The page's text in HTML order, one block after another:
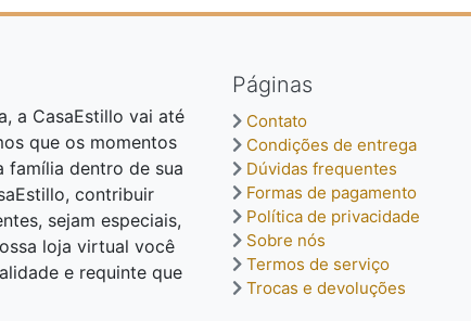
Páginas
Contato
Condições de entrega
Dúvidas frequentes
Formas de pagamento
Política de privacidade
Sobre nós
Termos de serviço
Trocas e devoluções
a CasaEstillo vai até
que os momentos
família dentro de sua
contribuir
sejam especiais,
loja virtual você
e requinte que